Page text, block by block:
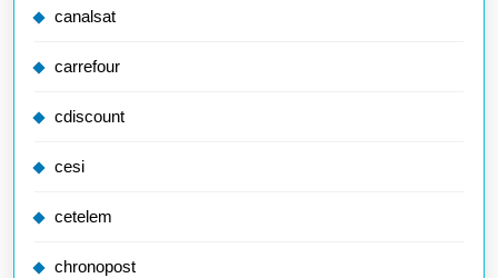
canalsat
carrefour
cdiscount
cesi
cetelem
chronopost